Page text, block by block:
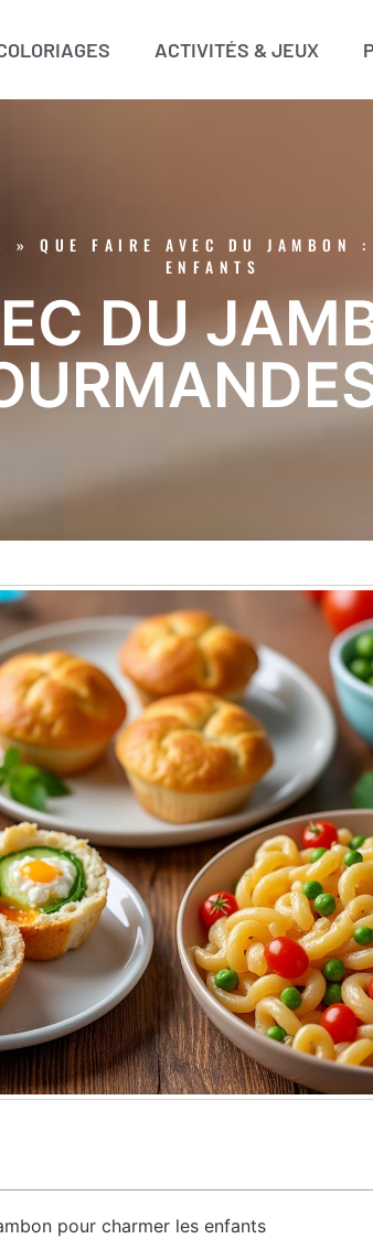
ACTIVITÉS & JEUX
» QUE FAIRE AVEC DU JAMBON :
ENFANTS
DU
pour charmer les enfants